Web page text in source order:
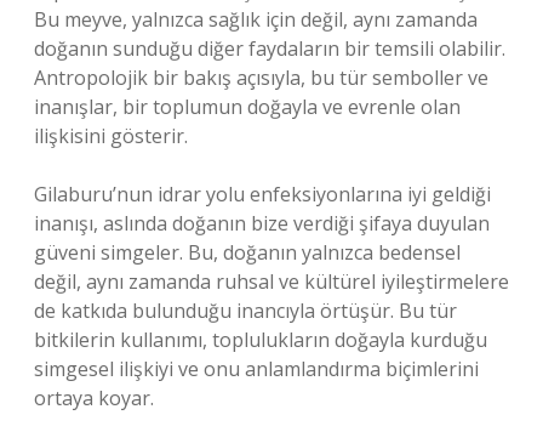
Bu meyve, yalnızca sağlık için değil, aynı zamanda
doğanın sunduğu diğer faydaların bir temsili olabilir.
Antropolojik bir bakış açısıyla, bu tür semboller ve
inanışlar, bir toplumun doğayla ve evrenle olan
ilişkisini gösterir.
Gilaburu’nun idrar yolu enfeksiyonlarına iyi geldiği
inanışı, aslında doğanın bize verdiği şifaya duyulan
güveni simgeler. Bu, doğanın yalnızca bedensel
değil, aynı zamanda ruhsal ve kültürel iyileştirmelere
de katkıda bulunduğu inancıyla örtüşür. Bu tür
bitkilerin kullanımı, toplulukların doğayla kurduğu
simgesel ilişkiyi ve onu anlamlandırma biçimlerini
ortaya koyar.